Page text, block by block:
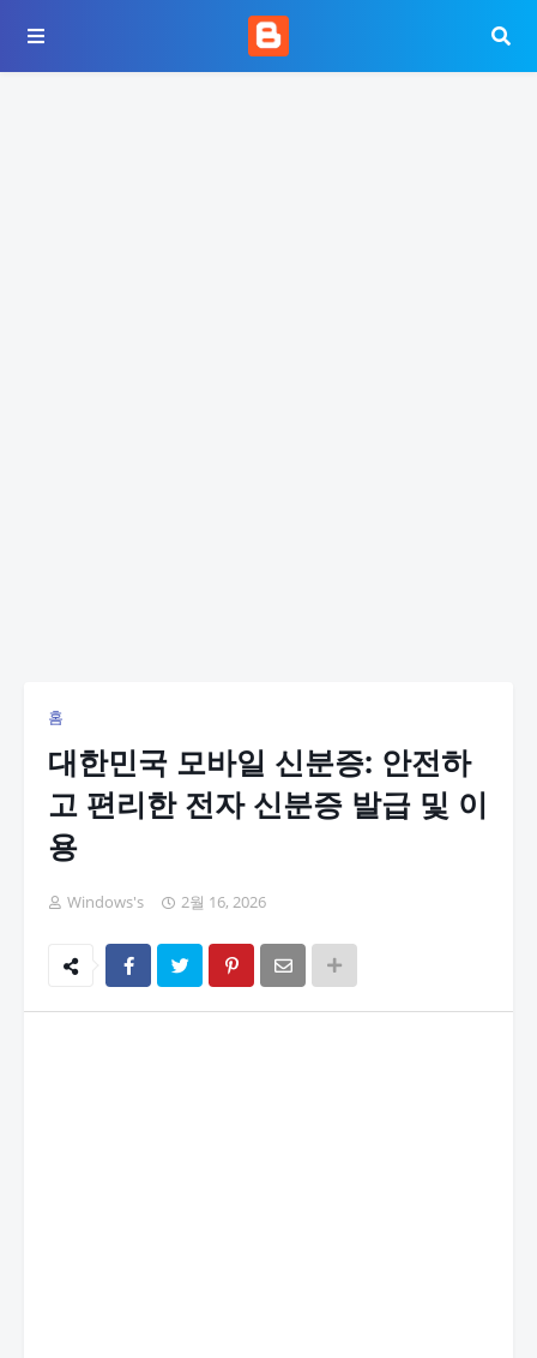
홈
대한민국 모바일 신분증: 안전하
고 편리한 전자 신분증 발급 및 이
용
Windows's 2월 16, 2026